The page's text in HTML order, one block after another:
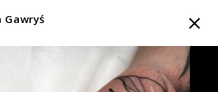
TATTOOARTIST